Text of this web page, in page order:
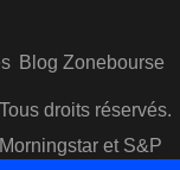
Blog Zonebourse
droits réservés.
et S&P